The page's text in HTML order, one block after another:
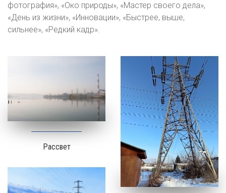
фотография», «Око природы», «Мастер своего дела»,
«День из жизни», «Инновации», «Быстрее, выше,
сильнее», «Редкий кадр».
Рассвет